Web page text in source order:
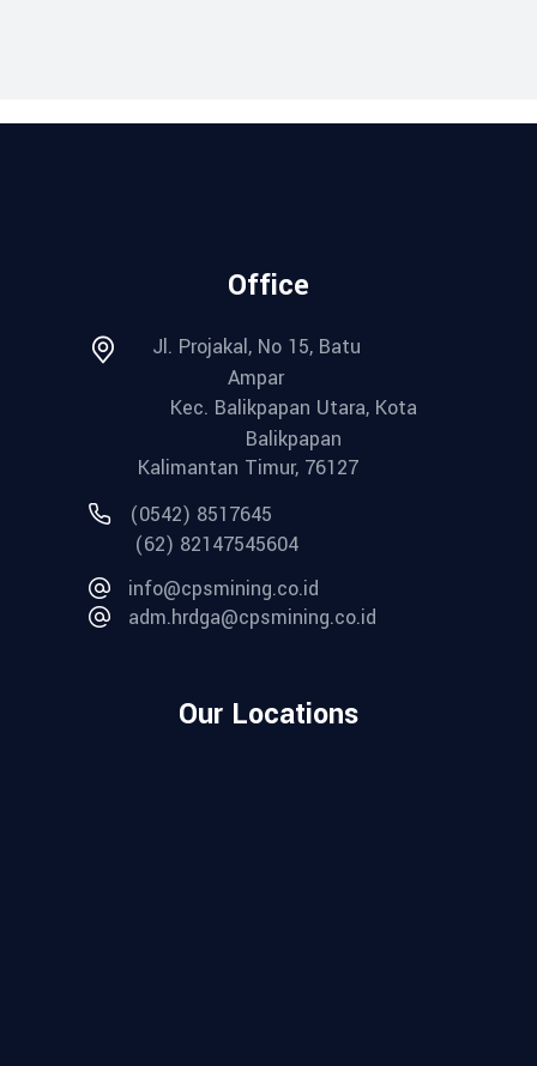
Office
Jl. Projakal, No 15, Batu
Ampar
Kec. Balikpapan Utara, Kota
Balikpapan
Kalimantan Timur, 76127
(0542) 8517645
(62) 82147545604
info@cpsmining.co.id
adm.hrdga@cpsmining.co.id
Our Locations